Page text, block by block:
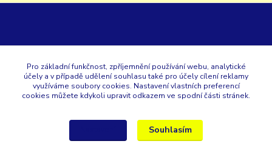
+420 353 567 257
Pro základní funkčnost, zpříjemnění používání webu, analytické
účely a v případě udělení souhlasu také pro účely cílení reklamy
využíváme soubory cookies. Nastavení vlastních preferencí
cookies můžete kdykoli upravit odkazem ve spodní části stránek.
Souhlasím